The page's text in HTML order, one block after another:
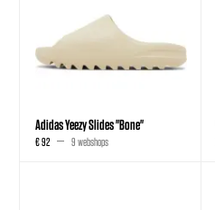
Adidas Yeezy Slides "Bone"
€ 92 9 webshops